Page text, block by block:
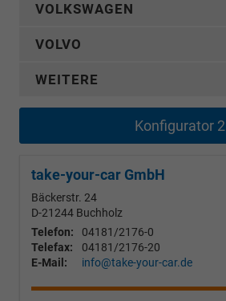
VOLKSWAGEN
VOLVO
WEITERE
Konfigurator 2
take-your-car GmbH
Bäckerstr. 24
D-21244 Buchholz
Telefon:
04181/2176-0
Telefax:
04181/2176-20
E-Mail:
info@take-your-car.de